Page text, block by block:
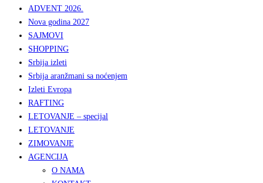
ADVENT 2026.
Nova godina 2027
SAJMOVI
SHOPPING
Srbija izleti
Srbija aranžmani sa noćenjem
Izleti Evropa
RAFTING
LETOVANJE – specijal
LETOVANJE
ZIMOVANJE
AGENCIJA
O NAMA